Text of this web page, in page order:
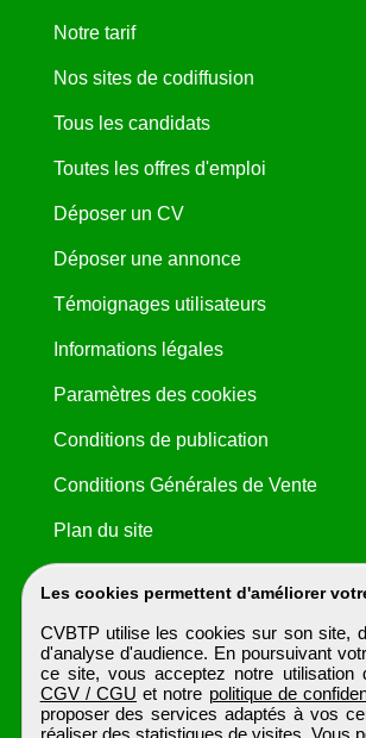
Les cookies permettent d'améliorer
CVBTP utilise les cookies sur son site,
d'analyse d'audience. En poursuivant
ce site, vous acceptez notre utilisation
CGV / CGU et notre politique de
proposer des services adaptés à vos
réaliser des statistiques de visites. Vous
Notre tarif
Nos sites de codiffusion
Tous les candidats
Toutes les offres d'emploi
Déposer un CV
Déposer une annonce
Témoignages utilisateurs
Informations légales
Paramètres des cookies
Conditions de publication
Conditions Générales de Vente
Plan du site